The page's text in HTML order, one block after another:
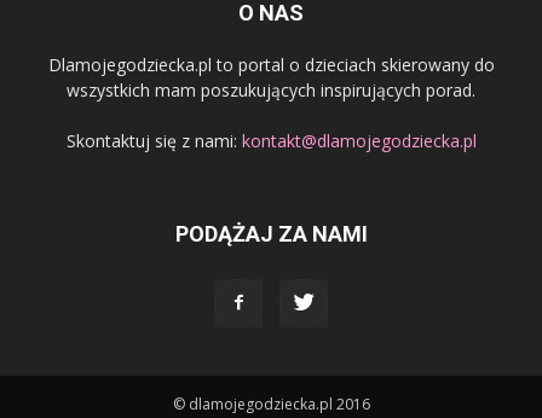
O NAS
Dlamojegodziecka.pl to portal o dzieciach skierowany do
wszystkich mam poszukujących inspirujących porad.
Skontaktuj się z nami: kontakt@dlamojegodziecka.pl
PODĄŻAJ ZA NAMI
© dlamojegodziecka.pl 2016